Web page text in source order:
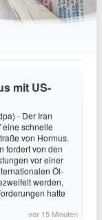
mit US-
- Der Iran
eine schnelle
von Hormus.
fordert von den
vor einer
Öl-
werden,
hatte
vor 15 Minuten